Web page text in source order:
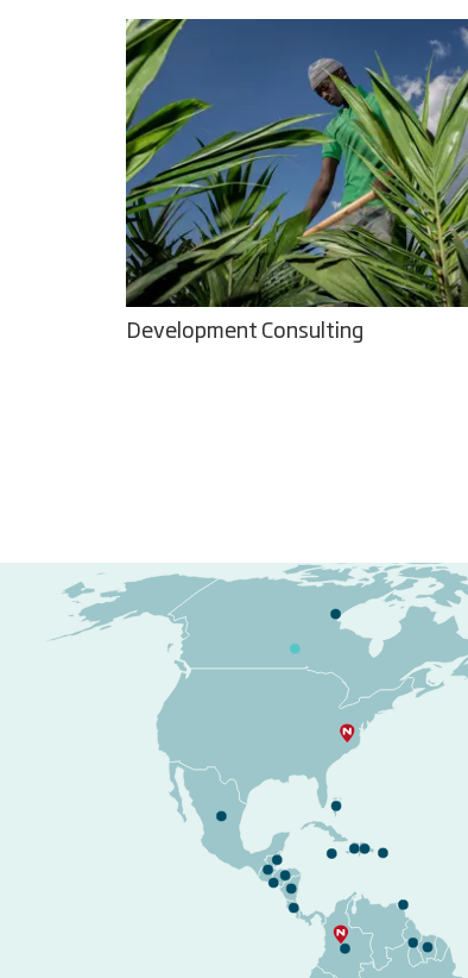
Development Consulting